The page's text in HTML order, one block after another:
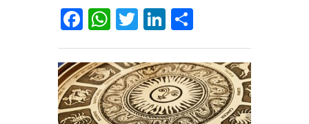
Facebook
WhatsApp
TwitterLinkedIn